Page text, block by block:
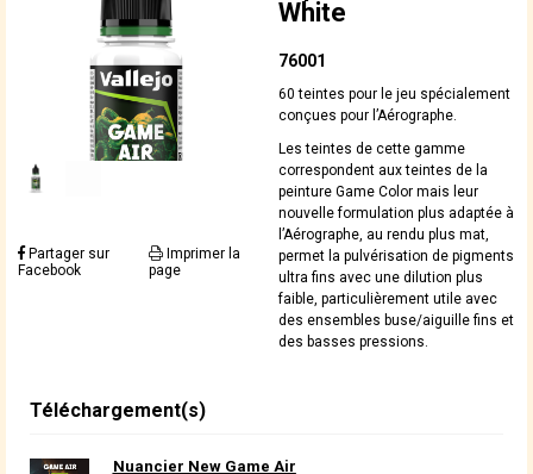
Téléchargements
Techniques,
trucs et
astuces
Vidéos
Partager sur
Facebook
Imprimer la
page
White
76001
60 teintes pour le jeu spécialement
conçues pour l’Aérographe.
Les teintes de cette gamme
correspondent aux teintes de la
peinture Game Color mais leur
nouvelle formulation plus adaptée à
l’Aérographe, au rendu plus mat,
permet la pulvérisation de pigments
ultra fins avec une dilution plus
faible, particulièrement utile avec
des ensembles buse/aiguille fins et
des basses pressions.
Téléchargement(s)
Nuancier New Game Air